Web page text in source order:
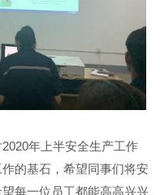
年上半安全生产工作
的基石，希望同事们将安
每一位员工都能高高兴兴